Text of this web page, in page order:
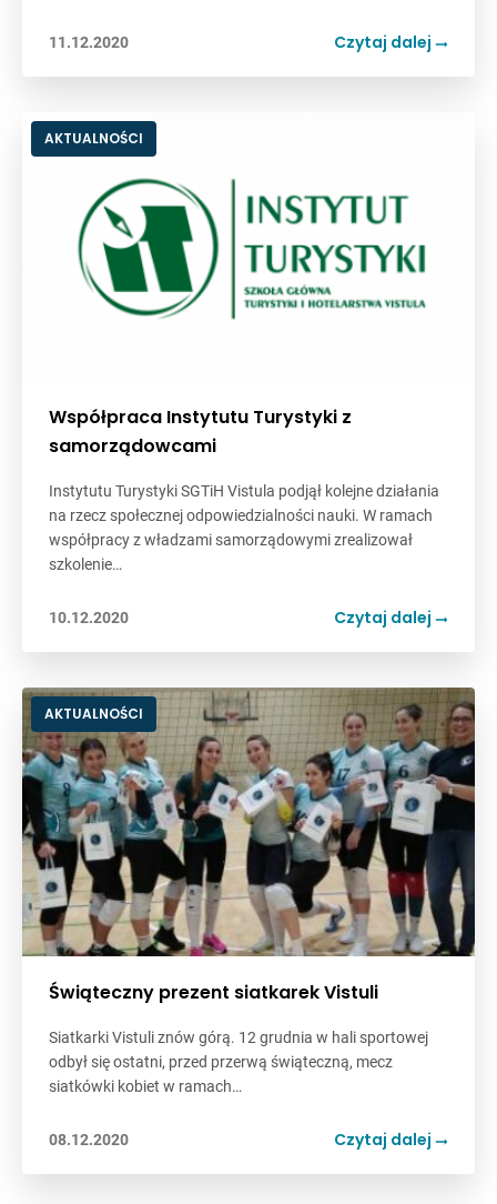
11.12.2020 Czytaj dalej
AKTUALNOŚCI
Współpraca Instytutu Turystyki z
samorządowcami
Instytutu Turystyki SGTiH Vistula podjął kolejne działania
na rzecz społecznej odpowiedzialności nauki. W ramach
współpracy z władzami samorządowymi zrealizował
szkolenie…
10.12.2020 Czytaj dalej
AKTUALNOŚCI
Świąteczny prezent siatkarek Vistuli
Siatkarki Vistuli znów górą. 12 grudnia w hali sportowej
odbył się ostatni, przed przerwą świąteczną, mecz
siatkówki kobiet w ramach…
08.12.2020 Czytaj dalej